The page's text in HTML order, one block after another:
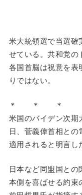
米大統領選で当選確
せている。共和党の
各国首脳は祝意を表
りではない。
＊ ＊ ＊
米国のバイデン次期
日、菅義偉首相との
適用されると明言し
日本など同盟国との
本側を喜ばせる約束